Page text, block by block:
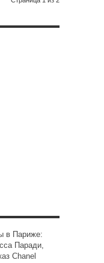
в Париже:
Паради,
Chanel